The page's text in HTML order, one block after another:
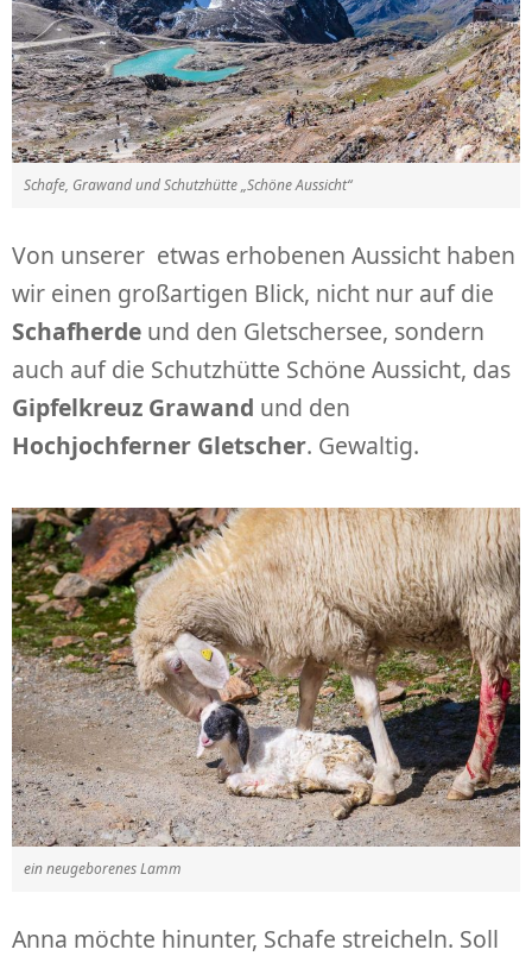
Schafe, Grawand und Schutzhütte „Schöne Aussicht“
Von unserer etwas erhobenen Aussicht haben
wir einen großartigen Blick, nicht nur auf die
Schafherde und den Gletschersee, sondern
auch auf die Schutzhütte Schöne Aussicht, das
Gipfelkreuz Grawand und den
Hochjochferner Gletscher. Gewaltig.
ein neugeborenes Lamm
Anna möchte hinunter, Schafe streicheln. Soll